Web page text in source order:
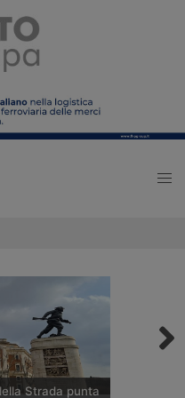
Strada punta